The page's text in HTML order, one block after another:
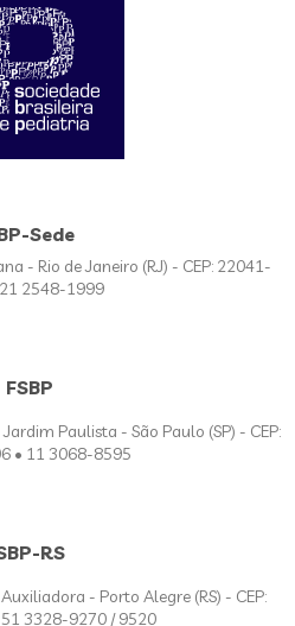
Sede
- Rio de Janeiro (RJ) - CEP: 22041-
2548-1999
FSBP
Paulista - São Paulo (SP) - CEP:
• 11 3068-8595
RS
- Porto Alegre (RS) - CEP:
3328-9270 / 9520